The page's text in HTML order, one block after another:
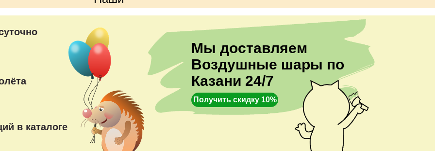
преимущества
Мы доставляем
Воздушные шары по
Казани 24/7
Получить скидку 10%
в каталоге